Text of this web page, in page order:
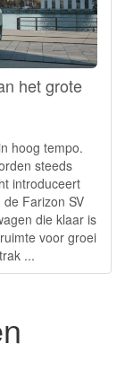
het grote
hoog tempo.
steeds
introduceert
Farizon SV
die klaar is
voor groei
...